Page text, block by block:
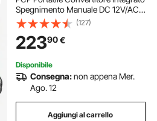
Spegnimento Manuale DC 12V/AC
230V, Compressore d'Aria Portatile
ad Alta Pressione Senza Acqua
Senza Olio per Pistola Aria
Compressa
(127)
22390€
Disponibile
Consegna:non appena Mer.
Ago. 12
Aggiungi al carrello